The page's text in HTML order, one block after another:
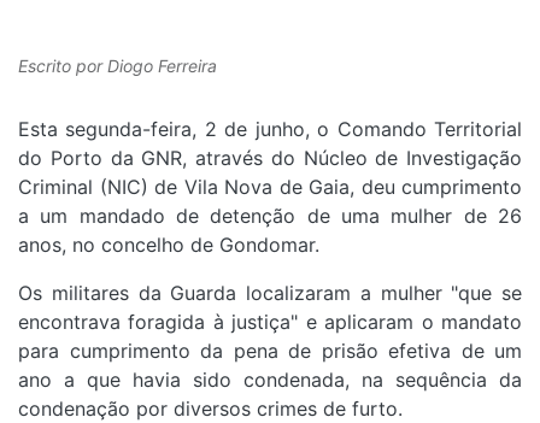
Escrito porDiogo Ferreira
Esta segunda-feira, 2 de junho, o Comando Territorial
do Porto da GNR, através do Núcleo de Investigação
Criminal (NIC) de Vila Nova de Gaia, deu cumprimento
a um mandado de detenção de uma mulher de 26
anos, no concelho de Gondomar.
Os militares da Guarda localizaram a mulher "que se
encontrava foragida à justiça" e aplicaram o mandato
para cumprimento da pena de prisão efetiva de um
ano a que havia sido condenada, na sequência da
condenação por diversos crimes de furto.